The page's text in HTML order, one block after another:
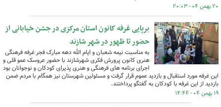
۲۰ بهمن ۰۴ - ۲۰:۰۳
برپایی غرفه کانون استان مرکزی در جشن خیابانی از
حضور تا ظهور در شهر شازند
به مناسبت نیمه شعبان و ایام الله دهه مبارک فجر غرفه فرهنگی
هنری کانون پرورش فکری شهرشازند با حضور عروسک عمو قلی و
اجرای برنامه های فرهنگی و هنری پذیرای کودکان و نوجوانان بود
این غرفه مورد استقبال و بازدید عموم قرار گرفت و مسئولین شهرستان نیز همگام با مردم ضمن
بازدید از این غرفه با کودکان به گفتگو پرداختند.
۱۹ بهمن ۰۴ - ۱۴:۴۴